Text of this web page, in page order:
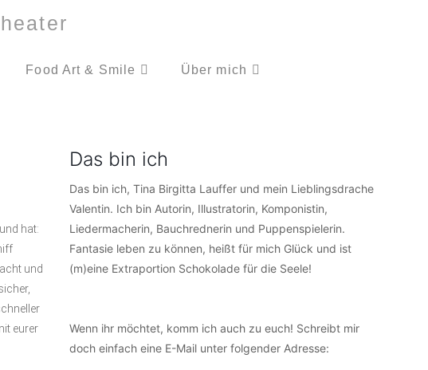
Food Art & Smile Über mich
hat:
und
eurer
Das bin ich
Das bin ich, Tina Birgitta Lauffer und mein Lieblingsdrache
Valentin. Ich bin Autorin, Illustratorin, Komponistin,
Liedermacherin, Bauchrednerin und Puppenspielerin.
Fantasie leben zu können, heißt für mich Glück und ist
(m)eine Extraportion Schokolade für die Seele!
Wenn ihr möchtet, komm ich auch zu euch! Schreibt mir
doch einfach eine E-Mail unter folgender Adresse: